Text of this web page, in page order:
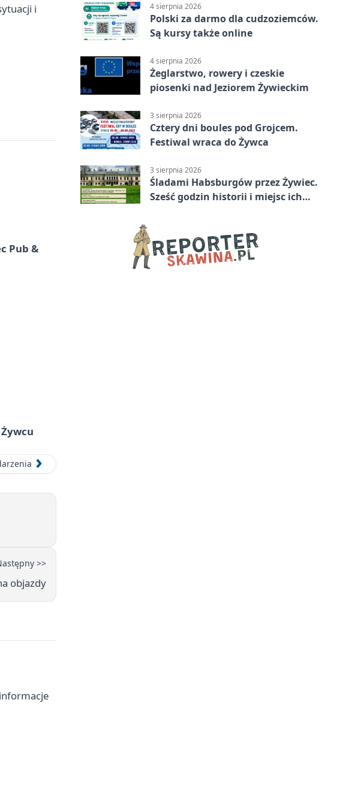
i
Pub &
>>
objazdy
4 sierpnia 2026
Polski za darmo dla cudzoziemców.
Są kursy także online
4 sierpnia 2026
Żeglarstwo, rowery i czeskie
piosenki nad Jeziorem Żywieckim
3 sierpnia 2026
Cztery dni boules pod Grojcem.
Festiwal wraca do Żywca
3 sierpnia 2026
Śladami Habsburgów przez Żywiec.
Sześć godzin historii i miejsc ich